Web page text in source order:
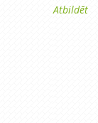
Atbildēt